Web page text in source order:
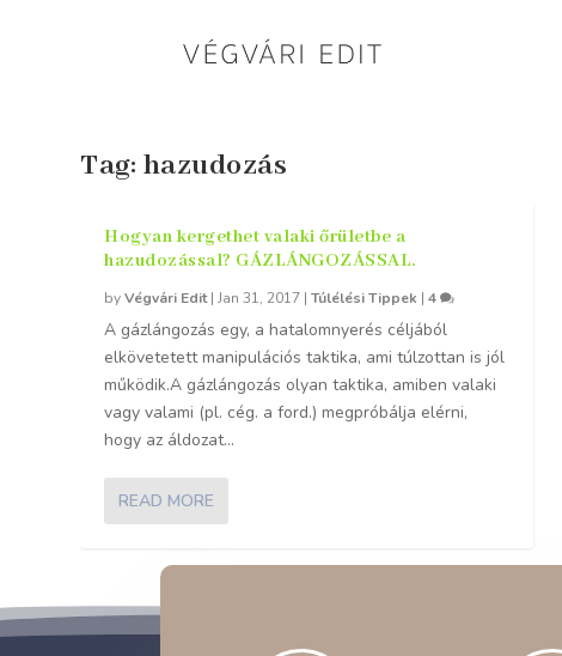
Tag: hazudozás
Hogyan kergethet valaki őrületbe a
hazudozással? GÁZLÁNGOZÁSSAL.
byVégvári Edit|Jan 31, 2017 |Túlélési Tippek |4
A gázlángozás egy, a hatalomnyerés céljából
elkövetetett manipulációs taktika, ami túlzottan is jól
működik.A gázlángozás olyan taktika, amiben valaki
vagy valami (pl. cég. a ford.) megpróbálja elérni,
hogy az áldozat...
READ MORE